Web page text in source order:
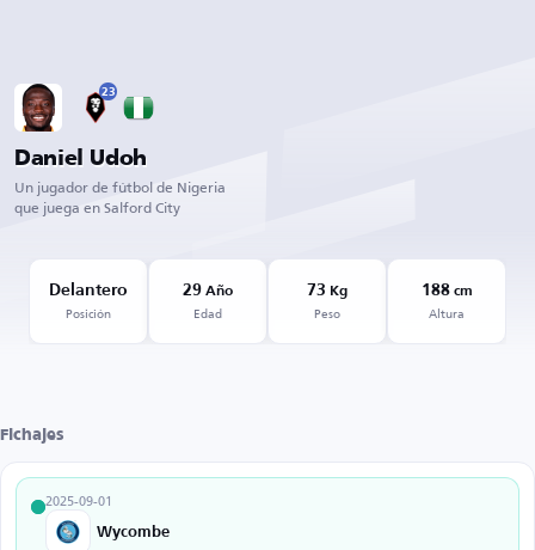
23
Daniel Udoh
Un jugador de fútbol de Nigeria
que juega en Salford City
Delantero
Posición
29 Año
Edad
73 Kg
Peso
188cm
Altura
Fichajes
2025-09-01
Wycombe